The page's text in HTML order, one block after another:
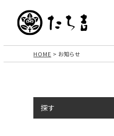
HOME お知らせ
探す